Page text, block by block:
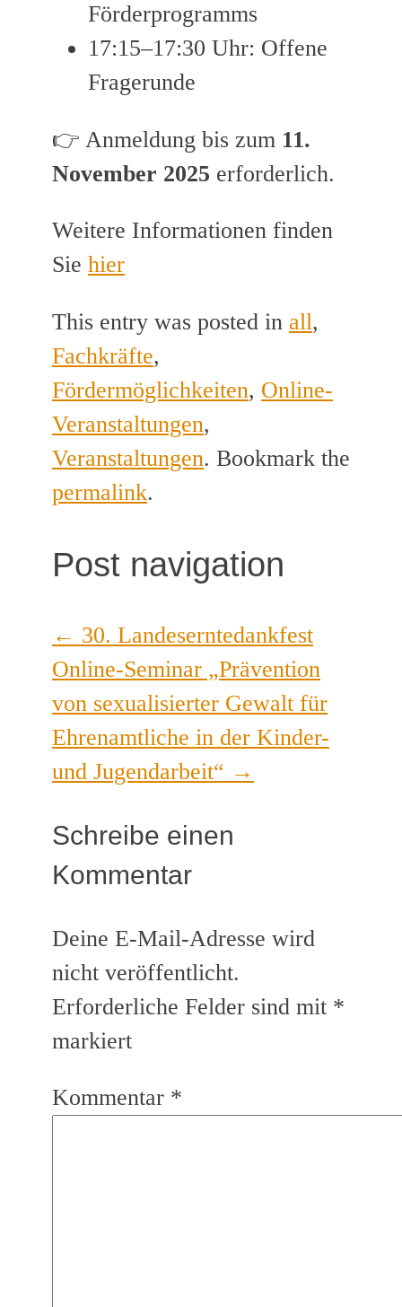
Förderprogramms
17:15–17:30 Uhr: Offene
Fragerunde
👉 Anmeldung bis zum 11.
November 2025 erforderlich.
Weitere Informationen finden
Sie hier
This entry was posted in all,
Fachkräfte,
Fördermöglichkeiten, Online-
Veranstaltungen,
Veranstaltungen. Bookmark the
permalink.
Post navigation
← 30. Landeserntedankfest
Online-Seminar „Prävention
von sexualisierter Gewalt für
Ehrenamtliche in der Kinder-
und Jugendarbeit“ →
Schreibe einen
Kommentar
Deine E-Mail-Adresse wird
nicht veröffentlicht.
Erforderliche Felder sind mit *
markiert
Kommentar *